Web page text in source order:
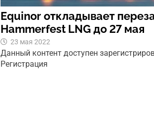
Equinor откладывает
Hammerfest LNG до 27 мая
23 мая 2022
Данный контент доступен
Регистрация